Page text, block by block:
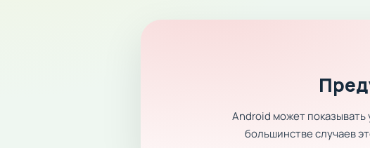
Android может
большинстве случаев